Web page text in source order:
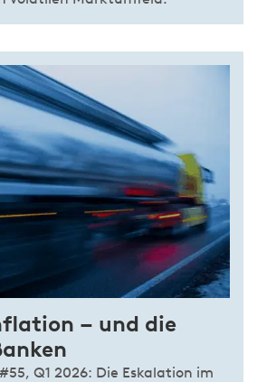
– und die
Q1 2026: Die Eskalation im